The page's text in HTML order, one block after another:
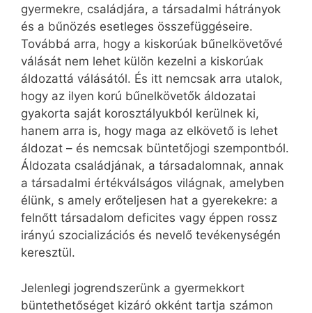
gyermekre, családjára, a társadalmi hátrányok
és a bűnözés esetleges összefüggéseire.
Továbbá arra, hogy a kiskorúak bűnelkövetővé
válását nem lehet külön kezelni a kiskorúak
áldozattá válásától. És itt nemcsak arra utalok,
hogy az ilyen korú bűnelkövetők áldozatai
gyakorta saját korosztályukból kerülnek ki,
hanem arra is, hogy maga az elkövető is lehet
áldozat – és nemcsak büntetőjogi szempontból.
Áldozata családjának, a társadalomnak, annak
a társadalmi értékválságos világnak, amelyben
élünk, s amely erőteljesen hat a gyerekekre: a
felnőtt társadalom deficites vagy éppen rossz
irányú szocializációs és nevelő tevékenységén
keresztül.
Jelenlegi jogrendszerünk a gyermekkort
büntethetőséget kizáró okként tartja számon